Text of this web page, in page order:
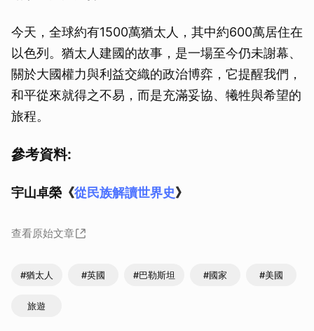
今天，全球約有1500萬猶太人，其中約600萬居住在
以色列。猶太人建國的故事，是一場至今仍未謝幕、
關於大國權力與利益交織的政治博弈，它提醒我們，
和平從來就得之不易，而是充滿妥協、犧牲與希望的
旅程。
參考資料:
宇山卓榮《從民族解讀世界史》
查看原始文章
#猶太人 #英國 #巴勒斯坦 #國家 #美國
旅遊